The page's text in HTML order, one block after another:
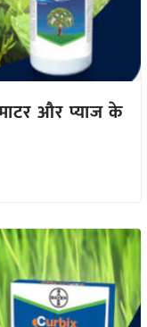
और प्याज के